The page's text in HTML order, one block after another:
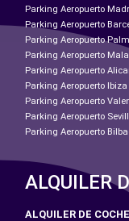
Parking Aeropuerto
Parking Aeropuerto
Parking Aeropuerto
Parking Aeropuerto
Parking Aeropuerto
Parking Aeropuerto Ibiza
Parking Aeropuerto
Parking Aeropuerto
Parking Aeropuerto
ALQUILER
ALQUILER DE